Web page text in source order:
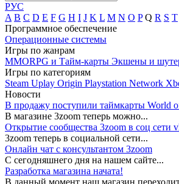
РУС
A B C D E F G H I J K L M N O P Q R S T
Программное обеспечение
Операционные системы
Игры по жанрам
MMORPG и Тайм-карты Экшены и
Игры по категориям
Steam Uplay Origin Playstation Network
Новости
В продажу поступили таймкарты World
В магазине 3zoom теперь можно...
Открытие сообщества 3zoom в соц сети
3zoom теперь в социальной сети...
Онлайн чат с консультантом 3zoom
С сегодняшнего дня на нашем сайте...
Разработка магазина начата!
В данный момент наш магазин